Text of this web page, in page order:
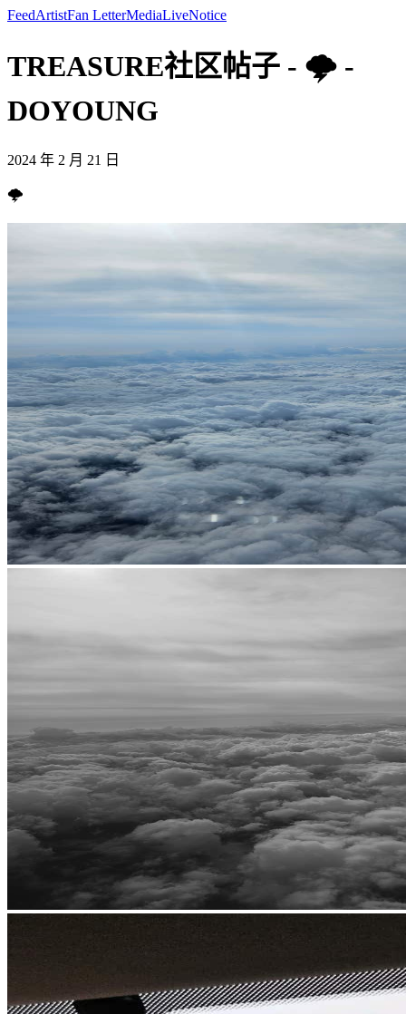
FeedArtistFan LetterMediaLiveNotice
TREASURE社区帖子 - 🌩 -
DOYOUNG
2024 年 2 月 21 日
🌩